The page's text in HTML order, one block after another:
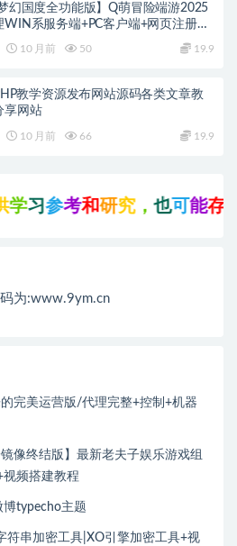
幻国度全功能版】Q萌冒险端游2025
WIN系服务端+PC客户端+网页注册
10 月前 50 19.9
教学资源发布网站源码各类文章教
享网站
10 月前 66 19.9
习参考和研究，也 可能 存在
为:www.9ym.cn
完美运营版/代理完整+控制+机器
像终结版】最新老夫子娱乐游戏组
视频搭建教程
typecho主题
符串加密工具|XO引擎加密工具+视